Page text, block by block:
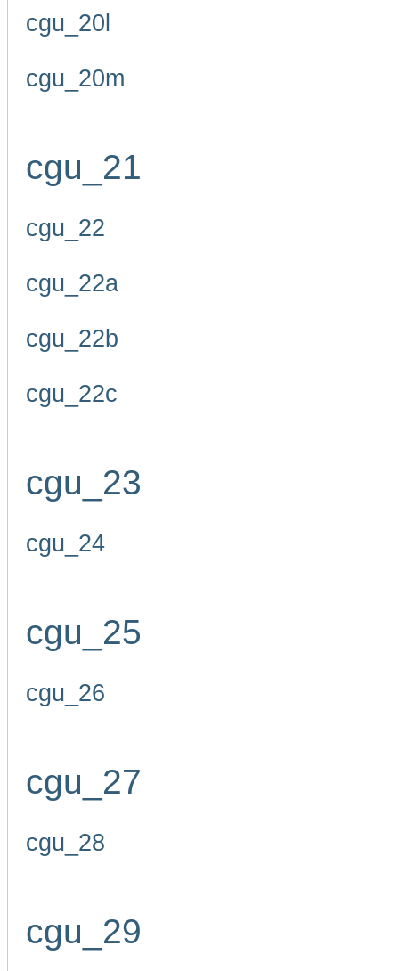
cgu_20l
cgu_20m
cgu_21
cgu_22
cgu_22a
cgu_22b
cgu_22c
cgu_23
cgu_24
cgu_25
cgu_26
cgu_27
cgu_28
cgu_29